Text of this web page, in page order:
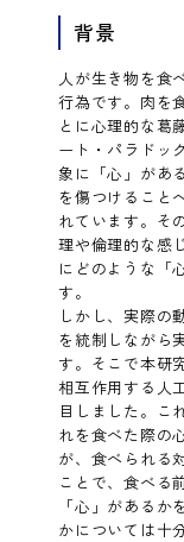
背景
人が生き物を食
行為です。肉を
とに心理的な葛
ート・パラドッ
象に「心」があ
を傷つけること
れています。そ
理や倫理的な感
にどのような「
す。
しかし、実際の
を統制しながら
す。そこで本研
相互作用する人
目しました。こ
れを食べた際の
が、食べられる
ことで、食べる
「心」がある
かについては十